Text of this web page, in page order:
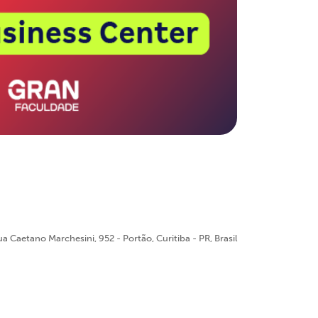
Caetano Marchesini, 952 - Portão, Curitiba - PR, Brasil